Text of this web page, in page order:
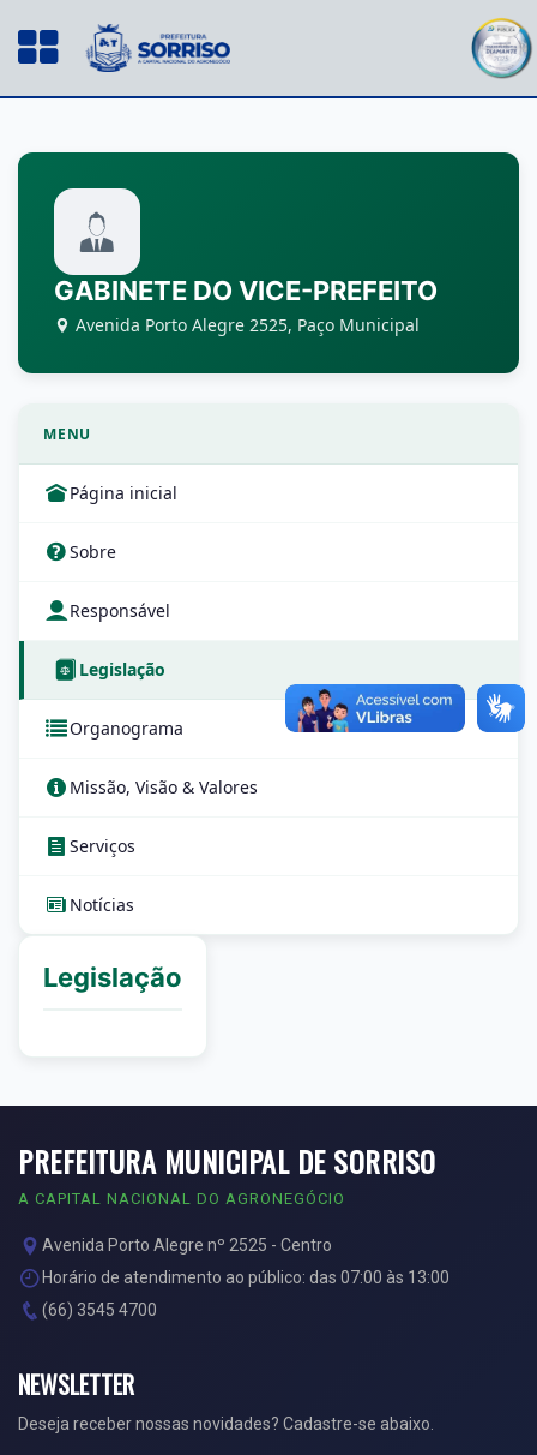
GABINETE DO VICE-PREFEITO
Avenida Porto Alegre 2525, Paço Municipal
MENU
Página inicial
Sobre
Responsável
Legislação
Organograma
Missão, Visão & Valores
Serviços
Notícias
Legislação
PREFEITURA MUNICIPAL DE SORRISO
A CAPITAL NACIONAL DO AGRONEGÓCIO
Avenida Porto Alegre nº 2525 - Centro
Horário de atendimento ao público: das 07:00 às 13:00
(66) 3545 4700
NEWSLETTER
Deseja receber nossas novidades? Cadastre-se abaixo.